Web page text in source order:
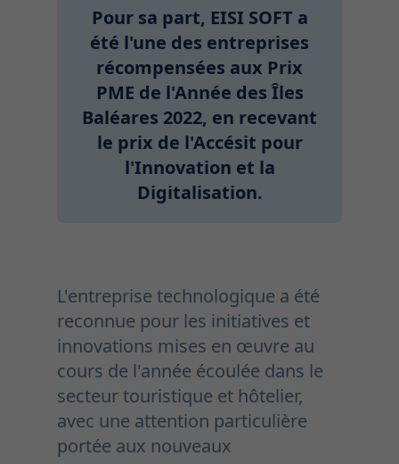
Pour sa part, EISI SOFT a
été l'une des entreprises
récompensées aux Prix
PME de l'Année des Îles
Baléares 2022, en recevant
le prix de l'Accésit pour
l'Innovation et la
Digitalisation.
L'entreprise technologique a été
reconnue pour les initiatives et
innovations mises en œuvre au
cours de l'année écoulée dans le
secteur touristique et hôtelier,
avec une attention particulière
portée aux nouveaux